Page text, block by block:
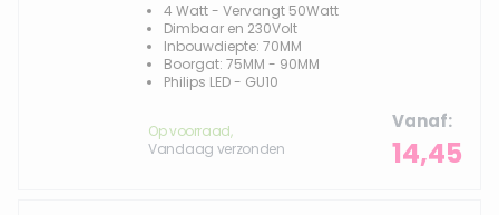
4 Watt - Vervangt 50Watt
Dimbaar en 230Volt
Inbouwdiepte: 70MM
Boorgat: 75MM - 90MM
Philips LED - GU10
Op voorraad,
Vandaag verzonden
Vanaf
14,45